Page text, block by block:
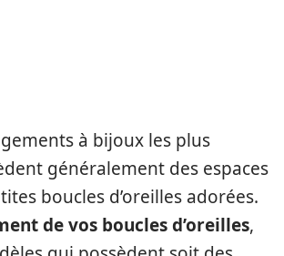
à bijoux les plus
généralement des espaces
boucles d’oreilles adorées.
de vos boucles d’oreilles,